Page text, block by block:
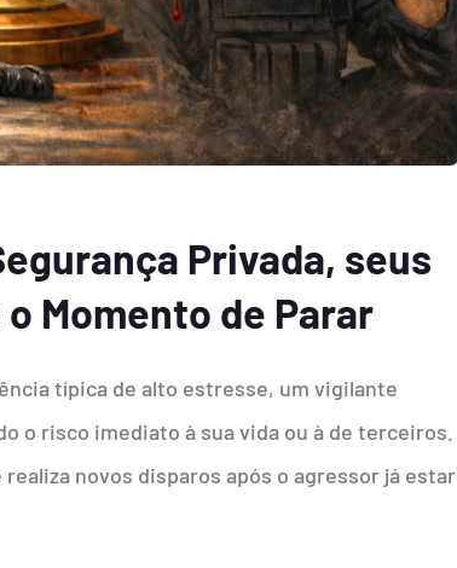
Privada, seus
Momento de Parar
típica de alto estresse, um vigilante
o risco imediato à sua vida ou à de terceiros.
novos disparos após o agressor já estar